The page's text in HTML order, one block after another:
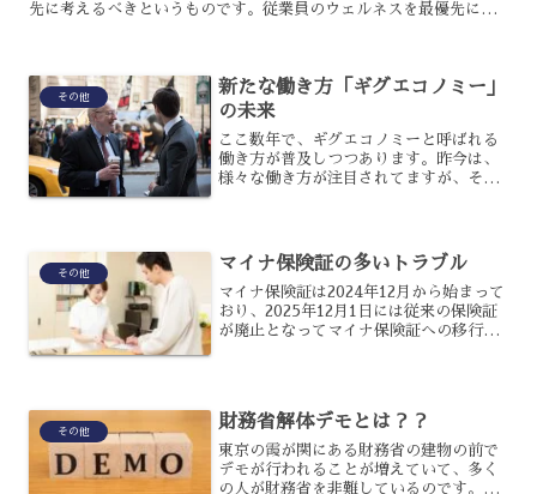
先に考えるべきというものです。従業員のウェルネスを最優先にす
その他
新たな働き方「ギグエコノミー」
の未来
ここ数年で、ギグエコノミーと呼ばれる
働き方が普及しつつあります。昨今は、
様々な働き方が注目されてますが、その
ノミーがどのような働き方...
その他 マイナ保険証の多いトラブル
マイナ保険証は2024年12月から始まって
おり、2025年12月1日には従来の保険証
が廃止となってマイナ保険証への移行が
不安に思う人...
その他 財務省解体デモとは？？
東京の霞が関にある財務省の建物の前で
デモが行われることが増えていて、多く
の人が財務省を非難しているのです。財